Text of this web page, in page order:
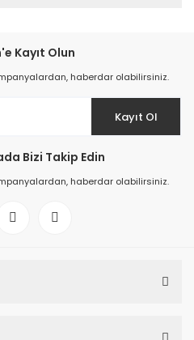
Kayıt Olun
haberdar olabilirsiniz.
Kayıt Ol
Bizi Takip Edin
haberdar olabilirsiniz.